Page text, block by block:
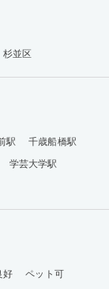
杉並区
駅
千歳船橋駅
学芸大学駅
好
ペット可